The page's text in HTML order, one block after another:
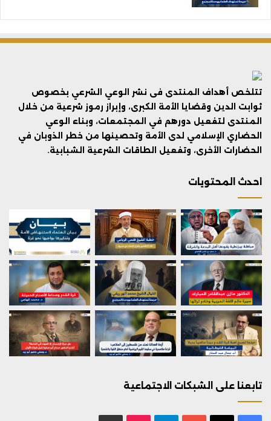
تتلخص أهداف المنتدى فى نشر الوعي الشرعي بخصوص
ثوابت الدين وقضايا الأمة الكبرى، وإبراز رموز شرعية من خلال
المنتدى لتفعيل دورهم في المجتمعات، وبناء الوعي
الحضاري الإسلامي لدى الأمة وتحصينها من خطر الذوبان في
الحضارات الأخرى، وتفعيل الطاقات الشرعية الشبابية.
احدث المحتويات
تابعنا على الشبكات الاجتماعية